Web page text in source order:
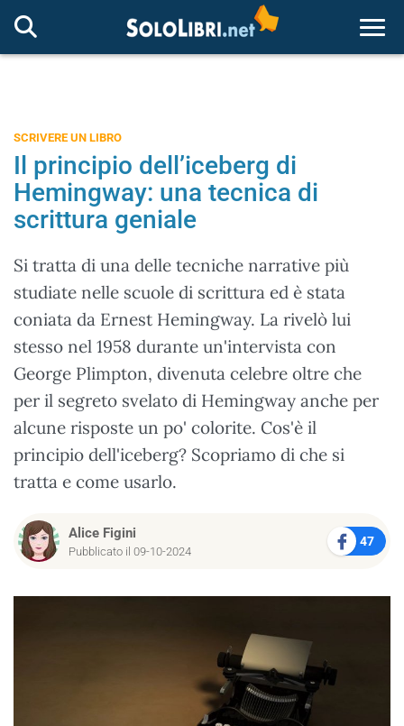
SCRIVERE UN LIBRO
Il principio dell’iceberg di
Hemingway: una tecnica di
scrittura geniale
Si tratta di una delle tecniche narrative più
studiate nelle scuole di scrittura ed è stata
coniata da Ernest Hemingway. La rivelò lui
stesso nel 1958 durante un'intervista con
George Plimpton, divenuta celebre oltre che
per il segreto svelato di Hemingway anche per
alcune risposte un po' colorite. Cos'è il
principio dell'iceberg? Scopriamo di che si
tratta e come usarlo.
Alice Figini
Pubblicato il 09-10-2024
47